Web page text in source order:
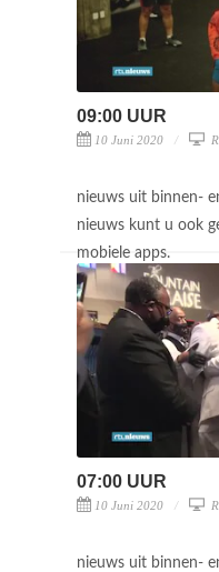
09:00 UUR
10 Juni 2020
nieuws uit binnen-
nieuws kunt u ook
mobiele apps.
07:00 UUR
10 Juni 2020
nieuws uit binnen-